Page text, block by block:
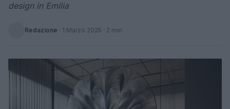
design in Emilia
Redazione · 1 Marzo 2025 · 2 min